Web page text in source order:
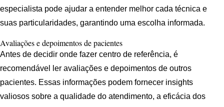
especialista pode ajudar a entender melhor cada técnica e
suas particularidades, garantindo uma escolha informada.
Avaliações e depoimentos de pacientes
Antes de decidir onde fazer centro de referência, é
recomendável ler avaliações e depoimentos de outros
pacientes. Essas informações podem fornecer insights
valiosos sobre a qualidade do atendimento, a eficácia dos